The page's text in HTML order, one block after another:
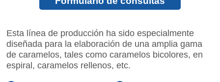
Esta línea de producción ha sido especialmente
diseñada para la elaboración de una amplia gama
de caramelos, tales como caramelos bicolores, en
espiral, caramelos rellenos, etc.